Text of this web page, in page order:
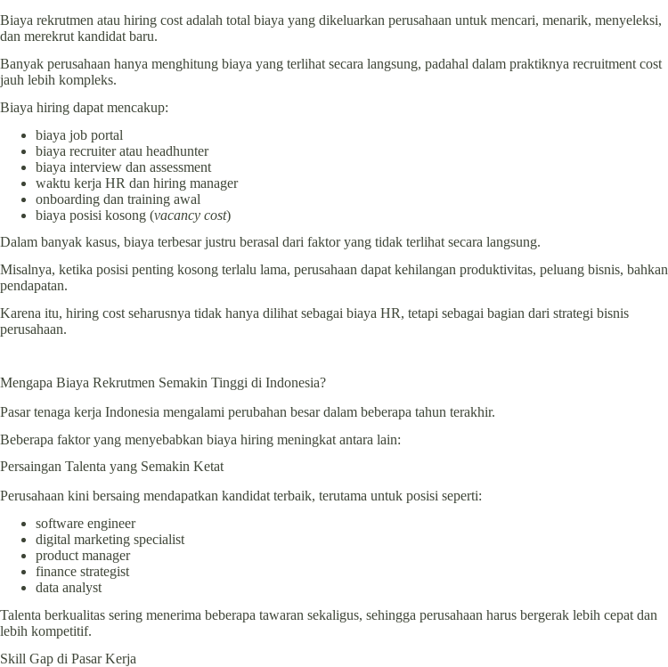
Biaya rekrutmen atau hiring cost adalah total biaya yang dikeluarkan perusahaan untuk mencari, menarik, menyeleksi,
dan merekrut kandidat baru.
Banyak perusahaan hanya menghitung biaya yang terlihat secara langsung, padahal dalam praktiknya recruitment cost
jauh lebih kompleks.
Biaya hiring dapat mencakup:
biaya job portal
biaya recruiter atau headhunter
biaya interview dan assessment
waktu kerja HR dan hiring manager
onboarding dan training awal
biaya posisi kosong (vacancy cost)
Dalam banyak kasus, biaya terbesar justru berasal dari faktor yang tidak terlihat secara langsung.
Misalnya, ketika posisi penting kosong terlalu lama, perusahaan dapat kehilangan produktivitas, peluang bisnis, bahkan
pendapatan.
Karena itu, hiring cost seharusnya tidak hanya dilihat sebagai biaya HR, tetapi sebagai bagian dari strategi bisnis
perusahaan.
Mengapa Biaya Rekrutmen Semakin Tinggi di Indonesia?
Pasar tenaga kerja Indonesia mengalami perubahan besar dalam beberapa tahun terakhir.
Beberapa faktor yang menyebabkan biaya hiring meningkat antara lain:
Persaingan Talenta yang Semakin Ketat
Perusahaan kini bersaing mendapatkan kandidat terbaik, terutama untuk posisi seperti:
software engineer
digital marketing specialist
product manager
finance strategist
data analyst
Talenta berkualitas sering menerima beberapa tawaran sekaligus, sehingga perusahaan harus bergerak lebih cepat dan
lebih kompetitif.
Skill Gap di Pasar Kerja